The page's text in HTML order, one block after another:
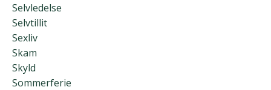
Selvledelse
Selvtillit
Sexliv
Skam
Skyld
Sommerferie